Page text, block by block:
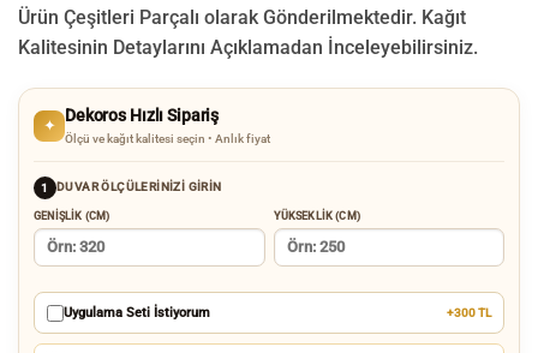
Ürün Çeşitleri Parçalı olarak Gönderilmektedir. Kağıt
Kalitesinin Detaylarını Açıklamadan İnceleyebilirsiniz.
✦
Dekoros Hızlı Sipariş
Ölçü ve kağıt kalitesi seçin • Anlık fiyat
1 DUVAR ÖLÇÜLERINIZI GIRIN
GENIŞLIK (CM) YÜKSEKLIK (CM)
Uygulama Seti İstiyorum +300 TL